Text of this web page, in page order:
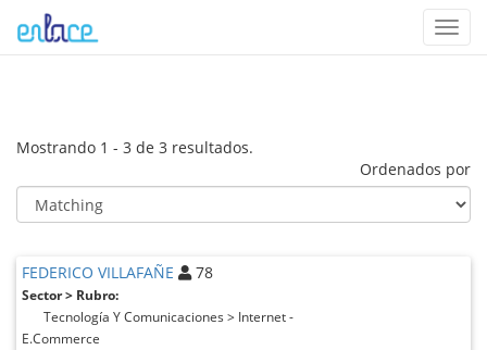
Mostrando 1 - 3 de 3 resultados.
Ordenados por
FEDERICO VILLAFAÑE 78
Sector > Rubro:
Tecnología Y Comunicaciones > Internet -
E.Commerce